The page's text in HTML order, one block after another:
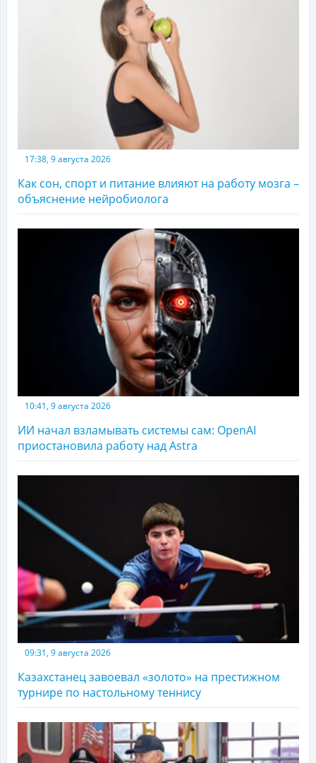
17:38, 9 августа 2026
Как сон, спорт и питание влияют на работу мозга –
объяснение нейробиолога
10:41, 9 августа 2026
ИИ начал взламывать системы сам: OpenAI
приостановила работу над Astra
09:31, 9 августа 2026
Казахстанец завоевал «золото» на престижном
турнире по настольному теннису